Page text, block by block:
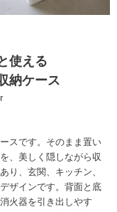
使える
納ケース
スです。そのまま置い
、美しく隠しながら収
り、玄関、キッチン、
ザインです。背面と底
火器を引き出しやす